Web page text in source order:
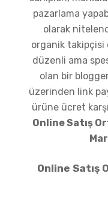
pazarlama
olarak
organik takipçisi
düzenli ama
olan bir
üzerinden link
ürüne ücret
Online Satış
Online Satış